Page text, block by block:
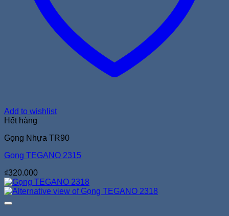
Add to wishlist
Hết hàng
Gọng Nhựa TR90
Gọng TEGANO 2315
₫320.000